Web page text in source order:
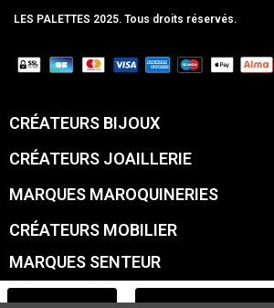
LES PALETTES 2025. Tous droits réservés.
CRÉATEURS BIJOUX
CRÉATEURS JOAILLERIE
MARQUES MAROQUINERIES
CRÉATEURS MOBILIER
MARQUES SENTEUR